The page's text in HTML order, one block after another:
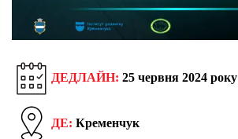
ДЕДЛАЙН: 25 червня 2024 року
ДЕ: Кременчук